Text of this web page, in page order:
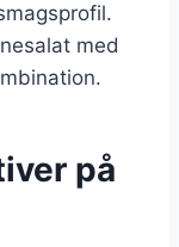
med
på